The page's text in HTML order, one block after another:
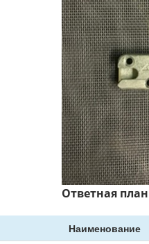
Ответная
Наименование